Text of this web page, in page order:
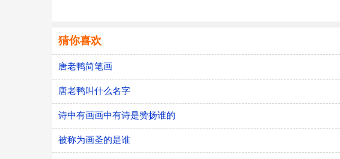
猜你喜欢
唐老鸭简笔画
唐老鸭叫什么名字
诗中有画画中有诗是赞扬谁的
被称为画圣的是谁